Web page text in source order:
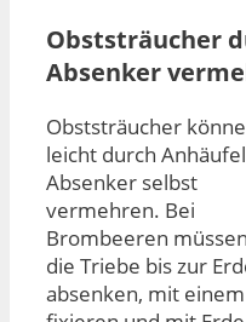
Obststräucher
Absenker
Obststräucher
leicht durch
Absenker selbst
vermehren. Bei
Brombeeren
die Triebe bis zur
absenken, mit